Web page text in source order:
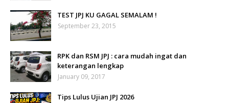
TEST JPJ KU GAGAL SEMALAM !
September 23, 2015
RPK dan RSM JPJ : cara mudah ingat dan
keterangan lengkap
January 09, 2017
Tips Lulus Ujian JPJ 2026